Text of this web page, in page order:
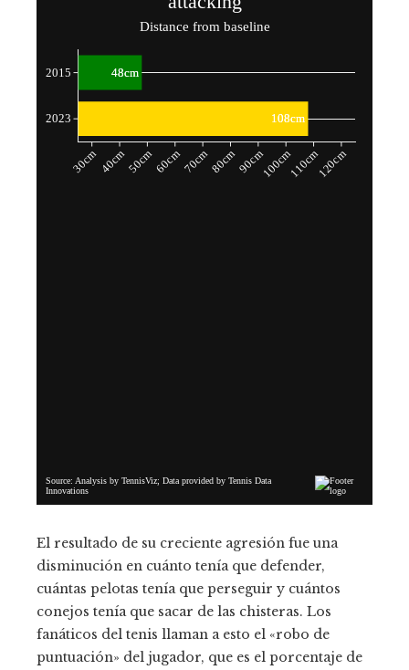
El resultado de su creciente agresión fue una
disminución en cuánto tenía que defender,
cuántas pelotas tenía que perseguir y cuántos
conejos tenía que sacar de las chisteras. Los
fanáticos del tenis llaman a esto el «robo de
puntuación» del jugador, que es el porcentaje de